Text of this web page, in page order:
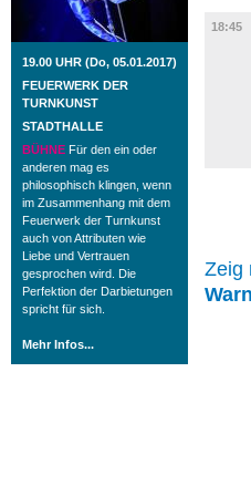
19.00 UHR (Do, 05.01.2017)
FEUERWERK DER
TURNKUNST
STADTHALLE
BÜHNE Für den ein oder
anderen mag es
philosophisch klingen, wenn
im Zusammenhang mit dem
Feuerwerk der Turnkunst
auch von Attributen wie
Liebe und Vertrauen
gesprochen wird. Die
Perfektion der Darbietungen
spricht für sich.
Mehr Infos...
18:45
Zeig